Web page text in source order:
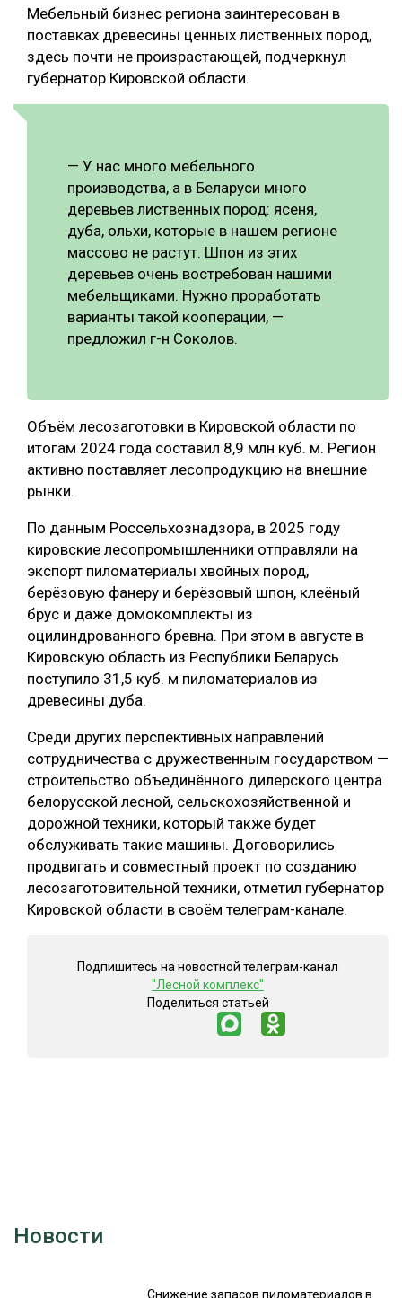
ДЕРЕВЯННОЕ ДОМОСТРОЕНИЕ
БЕЗОПАСНОЕ ПРОИЗВОДСТВО
СОРТИРОВКА ДРЕВЕСИНЫ
Мебельный бизнес региона заинтересован в
поставках древесины ценных лиственных пород,
здесь почти не произрастающей, подчеркнул
губернатор Кировской области.
— У нас много мебельного
производства, а в Беларуси много
деревьев лиственных пород: ясеня,
дуба, ольхи, которые в нашем регионе
массово не растут. Шпон из этих
деревьев очень востребован нашими
мебельщиками. Нужно проработать
варианты такой кооперации, —
предложил г-н Соколов.
Объём лесозаготовки в Кировской области по
итогам 2024 года составил 8,9 млн куб. м. Регион
активно поставляет лесопродукцию на внешние
рынки.
По данным Россельхознадзора, в 2025 году
кировские лесопромышленники отправляли на
экспорт пиломатериалы хвойных пород,
берёзовую фанеру и берёзовый шпон, клеёный
брус и даже домокомплекты из
оцилиндрованного бревна. При этом в августе в
Кировскую область из Республики Беларусь
поступило 31,5 куб. м пиломатериалов из
древесины дуба.
Среди других перспективных направлений
сотрудничества с дружественным государством —
строительство объединённого дилерского центра
белорусской лесной, сельскохозяйственной и
дорожной техники, который также будет
обслуживать такие машины. Договорились
продвигать и совместный проект по созданию
лесозаготовительной техники, отметил губернатор
Кировской области в своём телеграм-канале.
Подпишитесь на новостной телеграм-канал
"Лесной комплекс"
Поделиться статьей
Новости
Снижение запасов пиломатериалов в